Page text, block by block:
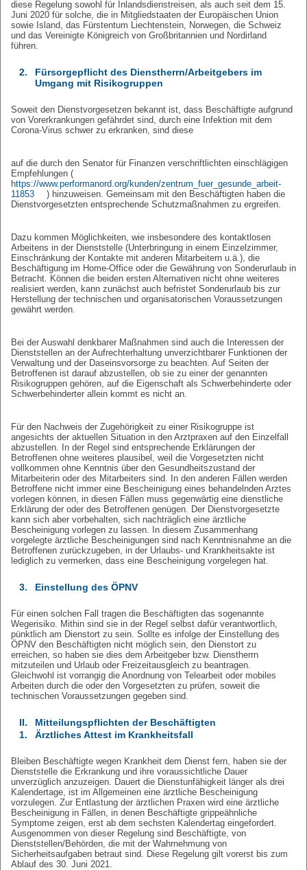
diese Regelung sowohl für Inlandsdienstreisen, als auch seit dem 15.
Juni 2020 für solche, die in Mitgliedstaaten der Europäischen Union
sowie Island, das Fürstentum Liechtenstein, Norwegen, die Schweiz
und das Vereinigte Königreich von Großbritannien und Nordirland
führen.
2.
Fürsorgepflicht des Dienstherrn/Arbeitgebers im
Umgang mit Risikogruppen
Soweit den Dienstvorgesetzen bekannt ist, dass Beschäftigte aufgrund
von Vorerkrankungen gefährdet sind, durch eine Infektion mit dem
Corona-Virus schwer zu erkranken, sind diese
auf die durch den Senator für Finanzen verschriftlichten einschlägigen
Empfehlungen (
https://www.performanord.org/kunden/zentrum_fuer_gesunde_arbeit-
11853
) hinzuweisen. Gemeinsam mit den Beschäftigten haben die
Dienstvorgesetzten entsprechende Schutzmaßnahmen zu ergreifen.
Dazu kommen Möglichkeiten, wie insbesondere des kontaktlosen
Arbeitens in der Dienststelle (Unterbringung in einem Einzelzimmer,
Einschränkung der Kontakte mit anderen Mitarbeitern u.ä.), die
Beschäftigung im Home-Office oder die Gewährung von Sonderurlaub in
Betracht. Können die beiden ersten Alternativen nicht ohne weiteres
realisiert werden, kann zunächst auch befristet Sonderurlaub bis zur
Herstellung der technischen und organisatorischen Voraussetzungen
gewährt werden.
Bei der Auswahl denkbarer Maßnahmen sind auch die Interessen der
Dienststellen an der Aufrechterhaltung unverzichtbarer Funktionen der
Verwaltung und der Daseinsvorsorge zu beachten. Auf Seiten der
Betroffenen ist darauf abzustellen, ob sie zu einer der genannten
Risikogruppen gehören, auf die Eigenschaft als Schwerbehinderte oder
Schwerbehinderter allein kommt es nicht an.
Für den Nachweis der Zugehörigkeit zu einer Risikogruppe ist
angesichts der aktuellen Situation in den Arztpraxen auf den Einzelfall
abzustellen. In der Regel sind entsprechende Erklärungen der
Betroffenen ohne weiteres plausibel, weil die Vorgesetzten nicht
vollkommen ohne Kenntnis über den Gesundheitszustand der
Mitarbeiterin oder des Mitarbeiters sind. In den anderen Fällen werden
Betroffene nicht immer eine Bescheinigung eines behandelnden Arztes
vorlegen können, in diesen Fällen muss gegenwärtig eine dienstliche
Erklärung der oder des Betroffenen genügen. Der Dienstvorgesetzte
kann sich aber vorbehalten, sich nachträglich eine ärztliche
Bescheinigung vorlegen zu lassen. In diesem Zusammenhang
vorgelegte ärztliche Bescheinigungen sind nach Kenntnisnahme an die
Betroffenen zurückzugeben, in der Urlaubs- und Krankheitsakte ist
lediglich zu vermerken, dass eine Bescheinigung vorgelegen hat.
3. Einstellung des ÖPNV
Für einen solchen Fall tragen die Beschäftigten das sogenannte
Wegerisiko. Mithin sind sie in der Regel selbst dafür verantwortlich,
pünktlich am Dienstort zu sein. Sollte es infolge der Einstellung des
ÖPNV den Beschäftigten nicht möglich sein, den Dienstort zu
erreichen, so haben sie dies dem Arbeitgeber bzw. Dienstherrn
mitzuteilen und Urlaub oder Freizeitausgleich zu beantragen.
Gleichwohl ist vorrangig die Anordnung von Telearbeit oder mobiles
Arbeiten durch die oder den Vorgesetzten zu prüfen, soweit die
technischen Voraussetzungen gegeben sind.
II.
Mitteilungspflichten der Beschäftigten
1.
Ärztliches Attest im Krankheitsfall
Bleiben Beschäftigte wegen Krankheit dem Dienst fern, haben sie der
Dienststelle die Erkrankung und ihre voraussichtliche Dauer
unverzüglich anzuzeigen. Dauert die Dienstunfähigkeit länger als drei
Kalendertage, ist im Allgemeinen eine ärztliche Bescheinigung
vorzulegen. Zur Entlastung der ärztlichen Praxen wird eine ärztliche
Bescheinigung in Fällen, in denen Beschäftigte grippeähnliche
Symptome zeigen, erst ab dem sechsten Kalendertag eingefordert.
Ausgenommen von dieser Regelung sind Beschäftigte, von
Dienststellen/Behörden, die mit der Wahrnehmung von
Sicherheitsaufgaben betraut sind. Diese Regelung gilt vorerst bis zum
Ablauf des 30. Juni 2021.